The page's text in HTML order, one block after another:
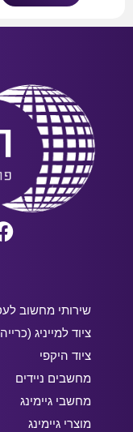
שירותי מחשוב
ציוד למייניג
ציוד היקפי
מחשבים ניידים
מחשבי גיימינג
מוצרי גיימינג